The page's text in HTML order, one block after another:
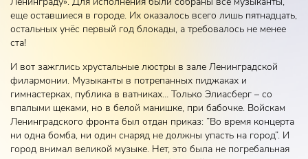
еще оставшиеся в городе. Их оказалось всего лишь пятнадцать,
остальных унёс первый год блокады, а требовалось не менее
ста!
И вот зажглись хрустальные люстры в зале Ленинградской
филармонии. Музыканты в потрепанных пиджаках и
гимнастерках, публика в ватниках… Только Элиасберг – со
впалыми щеками, но в белой манишке, при бабочке. Войскам
Ленинградского фронта был отдан приказ: ”Во время концерта
ни одна бомба, ни один снаряд не должны упасть на город”. И
город внимал великой музыке. Нет, это была не погребальная